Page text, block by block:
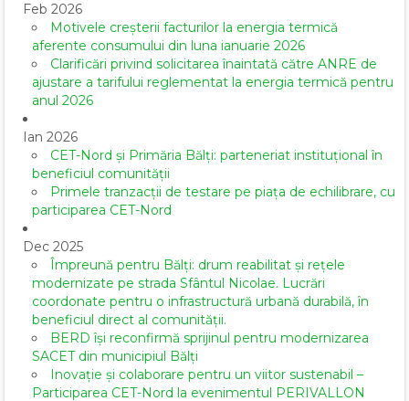
Feb 2026
Motivele creșterii facturilor la energia termică
aferente consumului din luna ianuarie 2026
Clarificări privind solicitarea înaintată către ANRE de
ajustare a tarifului reglementat la energia termică pentru
anul 2026
Ian 2026
CET-Nord și Primăria Bălți: parteneriat instituțional în
beneficiul comunității
Primele tranzacții de testare pe piața de echilibrare, cu
participarea CET-Nord
Dec 2025
Împreună pentru Bălți: drum reabilitat și rețele
modernizate pe strada Sfântul Nicolae. Lucrări
coordonate pentru o infrastructură urbană durabilă, în
beneficiul direct al comunității.
BERD își reconfirmă sprijinul pentru modernizarea
SACET din municipiul Bălți
Inovație și colaborare pentru un viitor sustenabil –
Participarea CET-Nord la evenimentul PERIVALLON